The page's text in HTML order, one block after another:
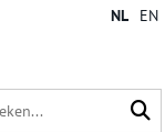
NL EN